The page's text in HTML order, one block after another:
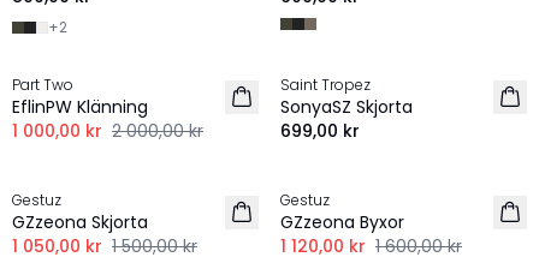
+2
LINNE
-50%
Part Two
EflinPW Klänning
1 000,00 kr 2 000,00 kr
LINNE
NYHET
Saint Tropez
SonyaSZ Skjorta
699,00 kr
LINNE
Gestuz
GZzeona Skjorta
1 050,00 kr 1 500,00 kr
LINNE
Gestuz
GZzeona Byxor
1 120,00 kr 1 600,00 kr